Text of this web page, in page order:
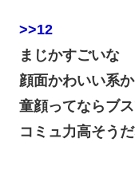
>>12
まじかすごいな
顔面かわいい系か
童顔ってならブ
コミュ力高そう